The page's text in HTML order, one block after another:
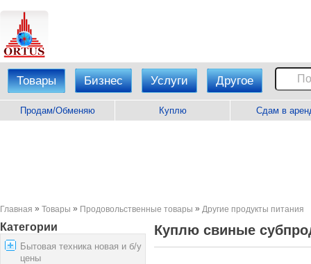
Товары Бизнес Услуги Другое
Продам/Обменяю Куплю Сдам в
Главная » Товары » Продовольственные товары » Другие продукты питания
Категории
Бытовая техника новая и б/у
цены
Куплю свиные